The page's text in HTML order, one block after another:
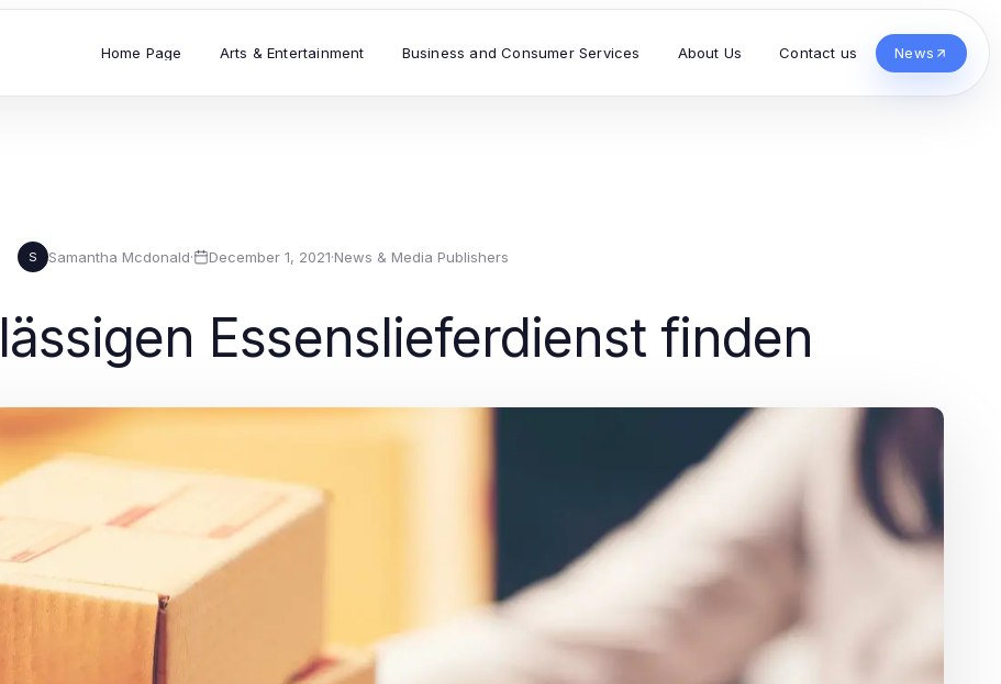
Home Page Arts & Entertainment Business and Consumer Services About Us Contact us News
S Samantha Mcdonald· December 1, 2021·News & Media Publishers
Essenslieferdienst finden